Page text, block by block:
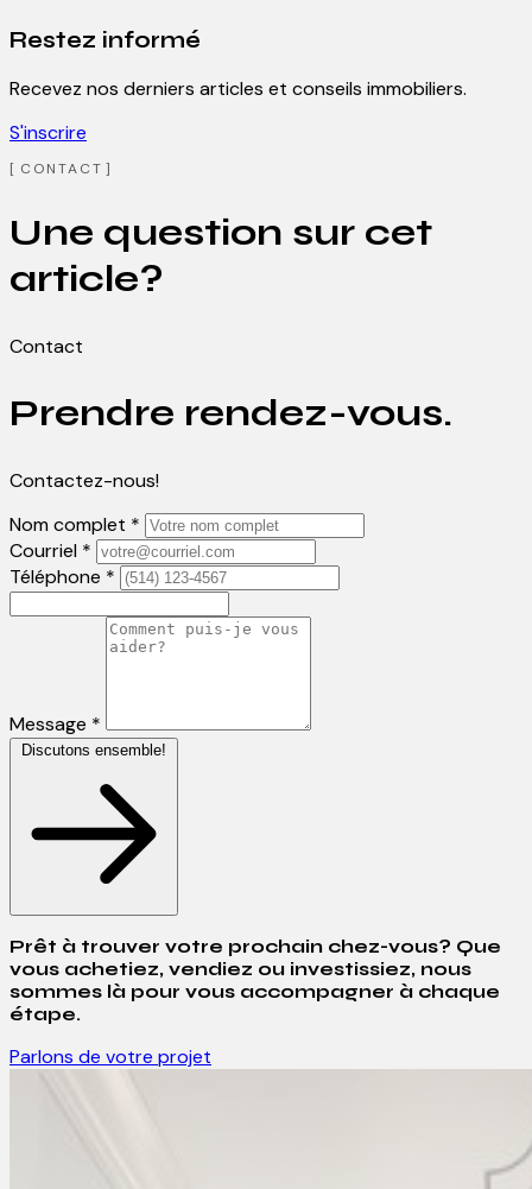
Restez informé
Recevez nos derniers articles et conseils immobiliers.
S'inscrire
CONTACT
Une question sur cet
article?
Contact
Prendre rendez-vous.
Contactez-nous!
Nom complet *
Courriel *
Téléphone *
Message *
Discutons ensemble!
Prêt à trouver votre prochain chez-vous? Que
vous achetiez, vendiez ou investissiez, nous
sommes là pour vous accompagner à chaque
étape.
Parlons de votre projet